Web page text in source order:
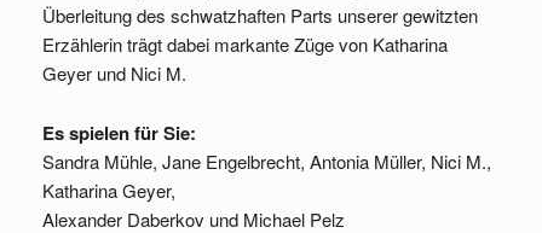
Überleitung des schwatzhaften Parts unserer gewitzten
Erzählerin trägt dabei markante Züge von Katharina
Geyer und Nici M.
Es spielen für Sie:
Sandra Mühle, Jane Engelbrecht, Antonia Müller, Nici M.,
Katharina Geyer,
Alexander Daberkov und Michael Pelz